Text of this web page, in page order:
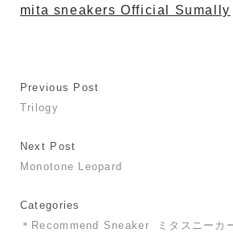
mita sneakers Official Sumally
Previous Post
Trilogy
Next Post
Monotone Leopard
Categories
＊Recommend Sneaker
ミタスニーカ